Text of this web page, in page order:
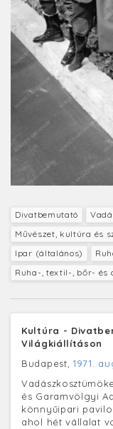
Divatbemutató
Művészet, kultúra és
Ipar (általános)
Ruha-, textil-, bőr- és
Kultúra -
Világkiállításon
Budapest, 1971.
és Garamvölgyi
könnyűipari
ahol hét vállalat